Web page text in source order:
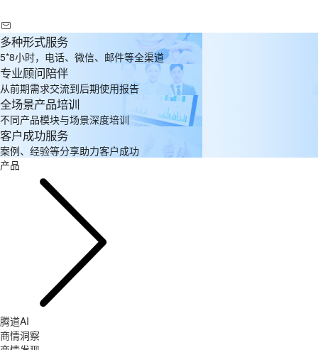
多种形式服务
5*8小时，电话、微信、邮件等全渠道
专业顾问陪伴
从前期需求交流到后期使用报告
全场景产品培训
不同产品模块与场景深度培训
客户成功服务
案例、经验等分享助力客户成功
产品
腾道AI
商情洞察